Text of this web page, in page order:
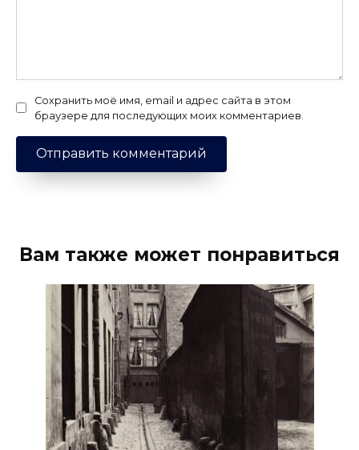
Сохранить моё имя, email и адрес сайта в этом
браузере для последующих моих комментариев.
Вам также может понравиться